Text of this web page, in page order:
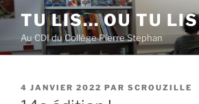
Aller
contenu
principal
TU LIS… OU TU LIS
Au CDI du Collège Pierre Stephan
PUBLIÉ
LE
4 JANVIER 2022 PAR SCROUZILLE